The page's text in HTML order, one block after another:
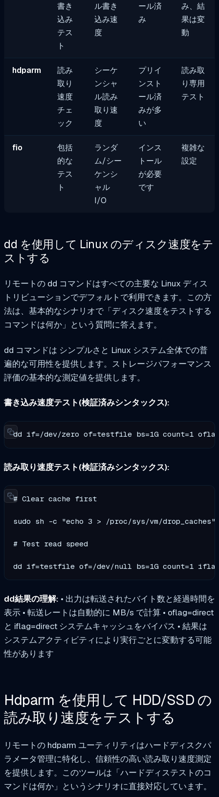
書き
込み
テス
ト
ル書き
込み速
度
ール済
み
み、結
果は変
動
hdparm
読み
取り
速度
チェ
ック
シーケ
ンシャ
ル読み
取り速
度
プリイ
ンスト
ール済
みが多
い
読み取
り専用
テスト
fio
包括
的な
テス
ト
ランダ
ム/シー
ケンシ
ャル
I/O
インス
トール
が必要
です
複雑な
設定
dd を使用して Linux のディスク速度をテ
ストする
リモートの dd コマンドはすべての主要な Linux ディス
トリビューションでデフォルトで利用できます。この方
法は、基本的なシナリオで「ディスク速度をテストする
コマンドは何か」という質問に答えます。
dd コマンドは シンプルさと Linux システム全体での普
遍的な可用性を提供します。ストレージパフォーマンス
評価の基本的な測定値を提供します。
書き込み速度テスト(検証済みシンタックス):
dd if=/dev/zero of=testfile bs=1G count=1
読み取り速度テスト(検証済みシンタックス):
# Clear cache first
sudo sh -c "echo 3 > /proc/sys/vm/drop_caches"
# Test read speed
dd if=testfile of=/dev/null bs=1G count=1
dd結果の理解: • 出力は転送されたバイト数と経過時間を
表示 • 転送レートは自動的に MB/s で計算 • oflag=direct
と iflag=direct システムキャッシュをバイパス • 結果は
システムアクティビティにより実行ごとに変動する可能
性があります
Hdparm を使用して HDD/SSD の
読み取り速度をテストする
リモートの hdparm ユーティリティはハードディスクパ
ラメータ管理に特化し、信頼性の高い読み取り速度測定
を提供します。このツールは「ハードディステストのコ
マンドは何か」というシナリオに直接対応しています。